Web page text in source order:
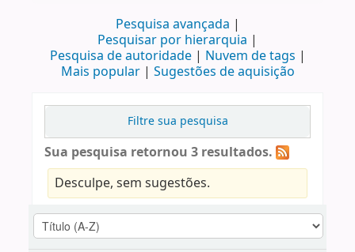
Pesquisa avançada
Pesquisar por hierarquia
Pesquisa de autoridade
Nuvem de tags
Mais popular
Sugestões de aquisição
Filtre sua pesquisa
Sua pesquisa retornou 3 resultados.
Desculpe, sem sugestões.